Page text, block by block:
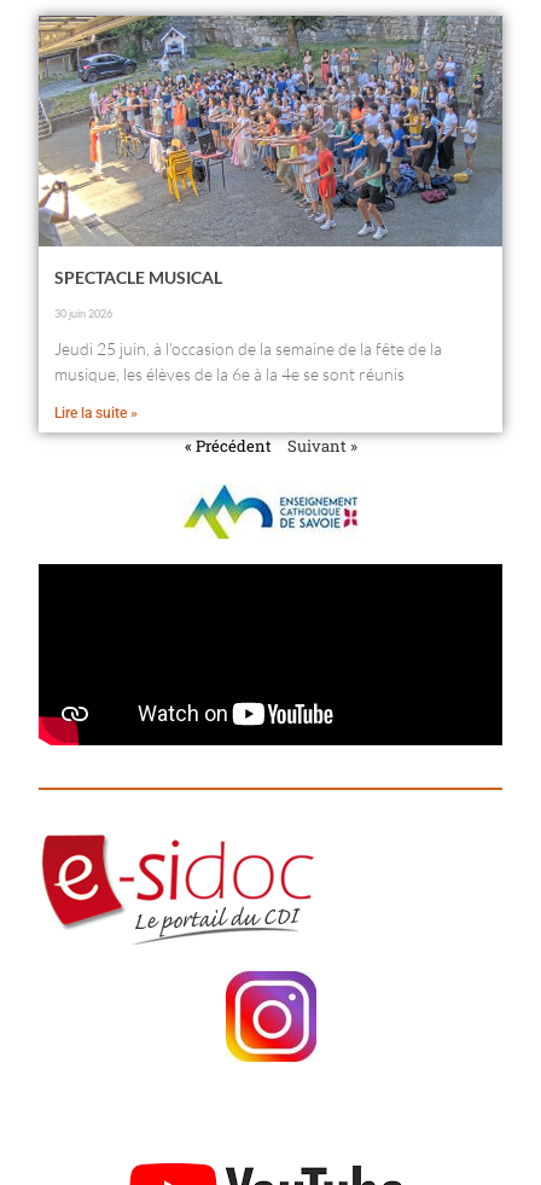
SPECTACLE MUSICAL
30 juin 2026
Jeudi 25 juin, à l’occasion de la semaine de la fête de la
musique, les élèves de la 6e à la 4e se sont réunis
Lire la suite »
« Précédent Suivant »